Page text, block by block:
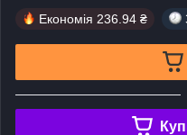
Економія 236.94 ₴